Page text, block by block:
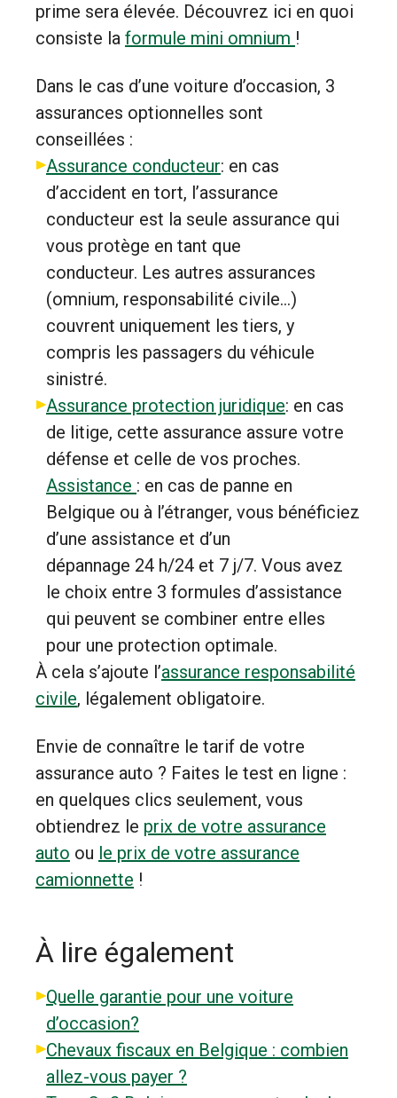
prime sera élevée. Découvrez ici en quoi
consiste la formule mini omnium !
Dans le cas d’une voiture d’occasion, 3
assurances optionnelles sont
conseillées :
Assurance conducteur: en cas
d’accident en tort, l’assurance
conducteur est la seule assurance qui
vous protège en tant que
conducteur. Les autres assurances
(omnium, responsabilité civile…)
couvrent uniquement les tiers, y
compris les passagers du véhicule
sinistré.
Assurance protection juridique: en cas
de litige, cette assurance assure votre
défense et celle de vos proches.
Assistance : en cas de panne en
Belgique ou à l’étranger, vous bénéficiez
d’une assistance et d’un
dépannage 24 h/24 et 7 j/7. Vous avez
le choix entre 3 formules d’assistance
qui peuvent se combiner entre elles
pour une protection optimale.
À cela s’ajoute l’assurance responsabilité
civile, légalement obligatoire.
Envie de connaître le tarif de votre
assurance auto ? Faites le test en ligne :
en quelques clics seulement, vous
obtiendrez le prix de votre assurance
auto ou le prix de votre assurance
camionnette !
À lire également
Quelle garantie pour une voiture
d’occasion?
Chevaux fiscaux en Belgique : combien
allez-vous payer ?